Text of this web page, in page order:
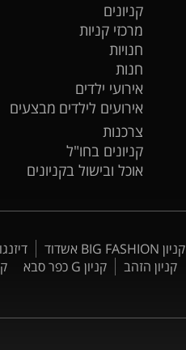
קניונים
מרכזי קניות
חנויות
חנות
אירועי ילדים
אירועים לילדים מבצעים
צרכנות
קניונים בחו"ל
אוכל ובישול בקניונים
קניון BIG FASHION אשדוד
קניון הזהב
קניון G כפר סבא